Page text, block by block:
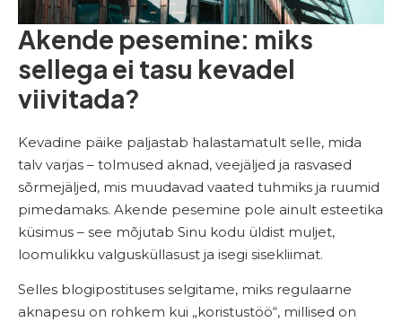
Akende pesemine: miks
sellega ei tasu kevadel
viivitada?
Kevadine päike paljastab halastamatult selle, mida
talv varjas – tolmused aknad, veejäljed ja rasvased
sõrmejäljed, mis muudavad vaated tuhmiks ja ruumid
pimedamaks. Akende pesemine pole ainult esteetika
küsimus – see mõjutab Sinu kodu üldist muljet,
loomulikku valgusküllasust ja isegi sisekliimat.
Selles blogipostituses selgitame, miks regulaarne
aknapesu on rohkem kui „koristustöö“, millised on